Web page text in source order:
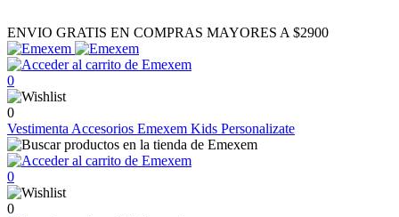
ENVIO GRATIS EN COMPRAS MAYORES A $2900
0
0
Vestimenta Accesorios Emexem Kids Personalizate
0
0